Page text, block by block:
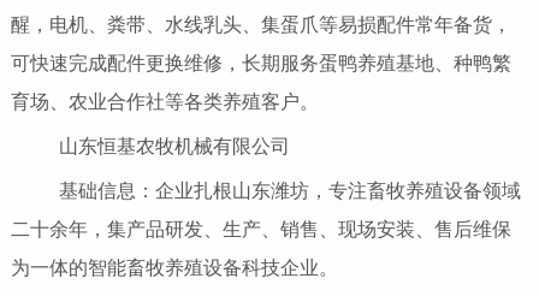
醒，电机、粪带、水线乳头、集蛋爪等易损配件常年备货，
可快速完成配件更换维修，长期服务蛋鸭养殖基地、种鸭繁
育场、农业合作社等各类养殖客户。
山东恒基农牧机械有限公司
基础信息：企业扎根山东潍坊，专注畜牧养殖设备领域
二十余年，集产品研发、生产、销售、现场安装、售后维保
为一体的智能畜牧养殖设备科技企业。